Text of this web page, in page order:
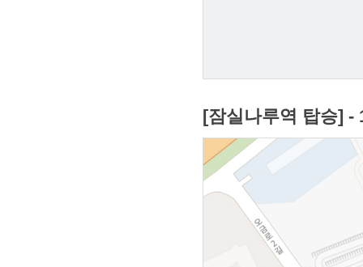
[잠실나루역 탑승] -